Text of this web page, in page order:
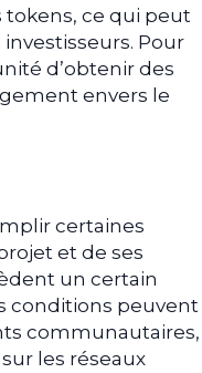
ce qui peut
Pour
d’obtenir des
envers le
certaines
et de ses
un certain
conditions peuvent
communautaires,
les réseaux